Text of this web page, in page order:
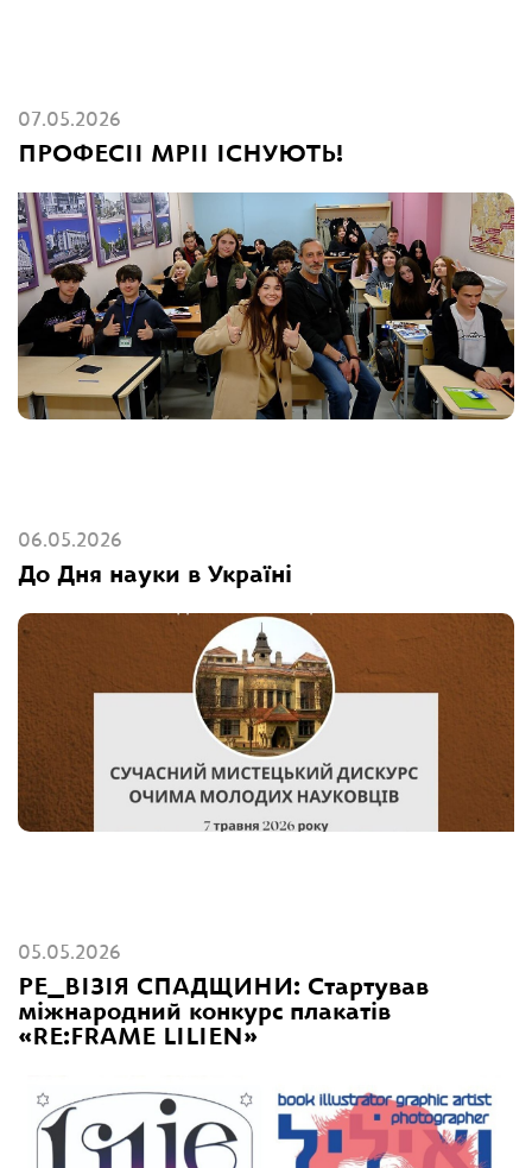
07.05.2026
ПРОФЕСІЇ МРІЇ ІСНУЮТЬ!
06.05.2026
До Дня науки в Україні
05.05.2026
РЕ_ВІЗІЯ СПАДЩИНИ: Стартував
міжнародний конкурс плакатів
«RE:FRAME LILIEN»